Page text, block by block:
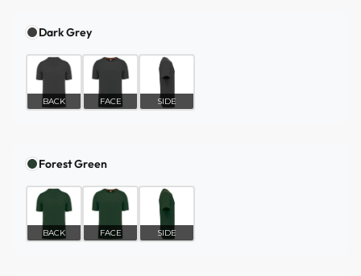
Dark Grey
BACK FACE SIDE
Forest Green
BACK FACE SIDE